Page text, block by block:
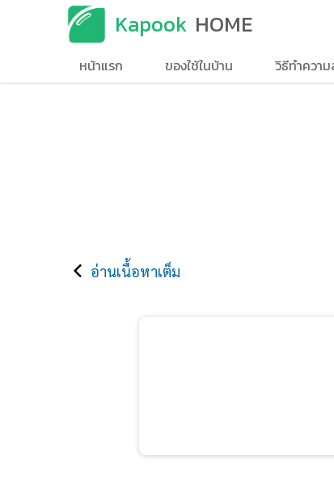
Kapook HOME
หน้าแรก ของใช้ในบ้าน วิธีทำความ
อ่านเนื้อหาเต็ม